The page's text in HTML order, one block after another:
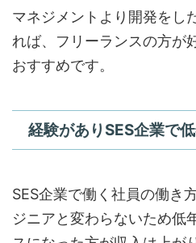
マネジメントより開発をし
れば、フリーランスの方が
おすすめです。
経験がありSES企業で
SES企業で働く社員の働き
ジニアと変わらないため低